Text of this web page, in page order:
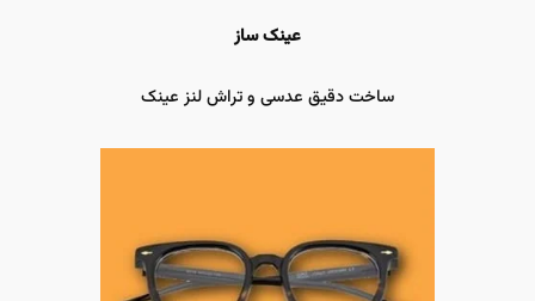
عینک ساز
ساخت دقیق عدسی و تراش لنز عینک